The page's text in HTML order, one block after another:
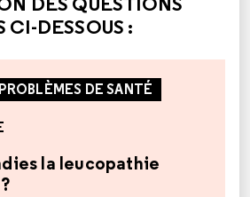
CI-DESSOUS :
DE SANTÉ
la leucopathie